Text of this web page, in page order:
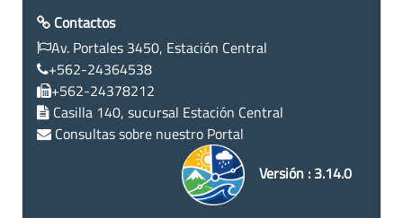
Contactos
Av. Portales 3450, Estación Central
+562-24364538
+562-24378212
Casilla 140, sucursal Estación Central
Consultas sobre nuestro Portal
Versión : 3.14.0